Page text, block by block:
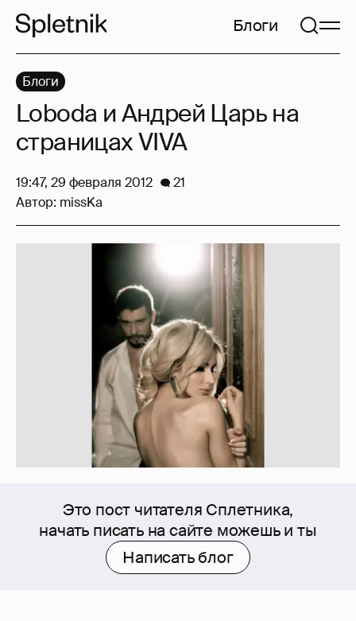
Блоги
Это пост читателя Сплетника,
начать писать на сайте можешь и ты
Написать блог
Блоги
Loboda и Андрей Царь на
страницах VIVA
19:47, 29 февраля 2012
21
Автор: missKa